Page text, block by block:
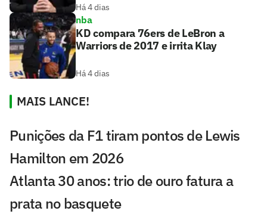
Há 4 dias
nba
KD compara 76ers de LeBron a
Warriors de 2017 e irrita Klay
Há 4 dias
MAIS LANCE!
Punições da F1 tiram pontos de Lewis
Hamilton em 2026
Atlanta 30 anos: trio de ouro fatura a
prata no basquete